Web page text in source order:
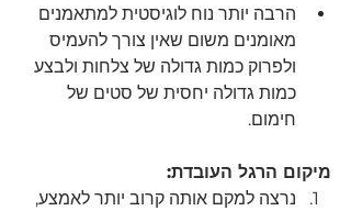
הרבה יותר נוח לוגיסטית למתאמנים
מאומנים משום שאין צורך להעמיס
ולפרוק כמות גדולה של צלחות ולבצע
כמות גדולה יחסית של סטים של
חימום.
מיקום הרגל העובדת:
נרצה למקם אותה קרוב יותר לאמצע,